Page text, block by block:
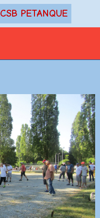
CSB PETANQUE